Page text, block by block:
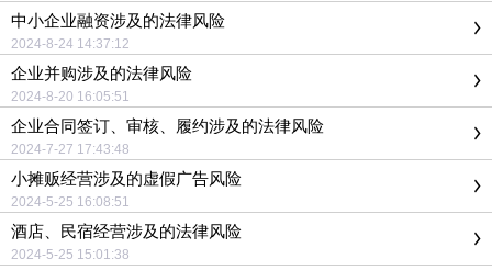
中小企业融资涉及的法律风险
2024-8-24 14:37:12
企业并购涉及的法律风险
2024-8-20 16:05:51
企业合同签订、审核、履约涉及的法律风险
2024-7-27 17:43:48
小摊贩经营涉及的虚假广告风险
2024-5-25 16:08:51
酒店、民宿经营涉及的法律风险
2024-5-25 15:01:38